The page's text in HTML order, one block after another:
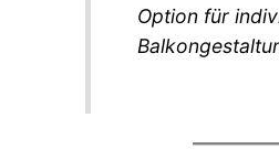
Option für